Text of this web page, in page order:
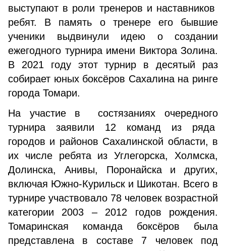
выступают в роли тренеров и наставников
ребят. В память о тренере его бывшие
ученики выдвинули идею о создании
ежегодного турнира имени Виктора Золина.
В 2021 году этот турнир в десятый раз
собирает юных боксёров Сахалина на ринге
города Томари.
На участие в состязаниях очередного
турнира заявили 12 команд из ряда
городов и районов Сахалинской области, в
их числе ребята из Углегорска, Холмска,
Долинска, Анивы, Поронайска и других,
включая Южно-Курильск и Шикотан. Всего в
турнире участвовало 78 человек возрастной
категории 2003 – 2012 годов рождения.
Томаринская команда боксёров была
представлена в составе 7 человек под